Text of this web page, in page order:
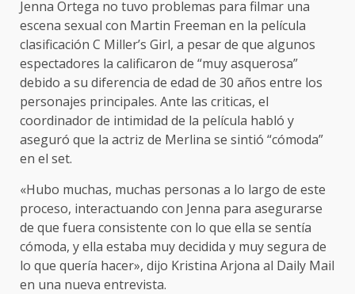
Jenna Ortega no tuvo problemas para filmar una
escena sexual con Martin Freeman en la película
clasificación C Miller’s Girl, a pesar de que algunos
espectadores la calificaron de “muy asquerosa”
debido a su diferencia de edad de 30 años entre los
personajes principales. Ante las criticas, el
coordinador de intimidad de la película habló y
aseguró que la actriz de Merlina se sintió “cómoda”
en el set.
«Hubo muchas, muchas personas a lo largo de este
proceso, interactuando con Jenna para asegurarse
de que fuera consistente con lo que ella se sentía
cómoda, y ella estaba muy decidida y muy segura de
lo que quería hacer», dijo Kristina Arjona al Daily Mail
en una nueva entrevista.